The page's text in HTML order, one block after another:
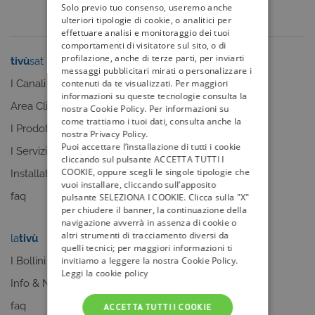
tivùsat
I Canali
Area Clienti
I Prodotti
I Servizi
Installatori
faq
tivù la guida
I programmi
I canali
La Guida +
faq
lativù
I Bollini
Info & News
faq
mytivù
Solo previo tuo consenso, useremo anche
ulteriori tipologie di cookie, o analitici per
effettuare analisi e monitoraggio dei tuoi
comportamenti di visitatore sul sito, o di
profilazione, anche di terze parti, per inviarti
messaggi pubblicitari mirati o personalizzare i
contenuti da te visualizzati. Per maggiori
informazioni su queste tecnologie consulta la
nostra Cookie Policy. Per informazioni su
come trattiamo i tuoi dati, consulta anche la
nostra Privacy Policy.
Puoi accettare l’installazione di tutti i cookie
cliccando sul pulsante ACCETTA TUTTI I
COOKIE, oppure scegli le singole tipologie che
vuoi installare, cliccando sull’apposito
pulsante SELEZIONA I COOKIE. Clicca sulla "X"
per chiudere il banner, la continuazione della
navigazione avverrà in assenza di cookie o
altri strumenti di tracciamento diversi da
quelli tecnici; per maggiori informazioni ti
invitiamo a leggere la nostra Cookie Policy.
Leggi la cookie policy
ACCETTA TUTTI I COOKIE